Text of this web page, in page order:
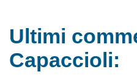
Ultimi
Capaccioli: